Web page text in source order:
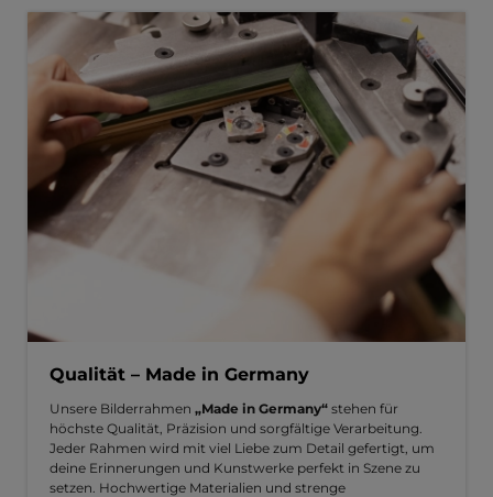
Qualität – Made in Germany
Unsere Bilderrahmen „Made in Germany“ stehen für
höchste Qualität, Präzision und sorgfältige Verarbeitung.
Jeder Rahmen wird mit viel Liebe zum Detail gefertigt, um
deine Erinnerungen und Kunstwerke perfekt in Szene zu
setzen. Hochwertige Materialien und strenge